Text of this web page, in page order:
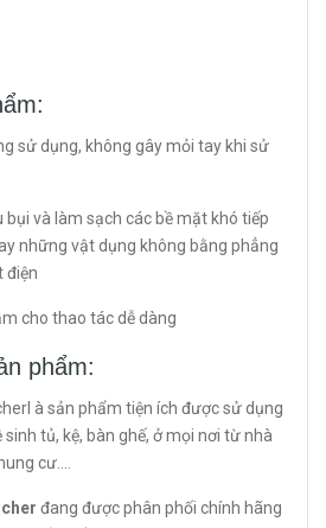
sử dụng, không gây mỏi tay khi sử
bụi và làm sạch các bề mặt khó tiếp
những vật dụng không bằng phẳng
điện
cho thao tác dễ dàng
phẩm:
à sản phẩm tiện ích được sử dụng
tủ, kệ, bàn ghế, ở mọi nơi từ nhà
cư....
đang được phân phối chính hãng